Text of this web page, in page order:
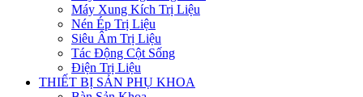
Máy Xung Kích Trị Liệu
Nén Ép Trị Liệu
Siêu Âm Trị Liệu
Tác Động Cột Sống
Điện Trị Liệu
THIẾT BỊ SẢN PHỤ KHOA